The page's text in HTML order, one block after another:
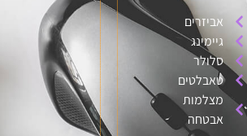
אביזרים
גיימינג
סלולר
טאבלטים
מצלמות
אבטחה